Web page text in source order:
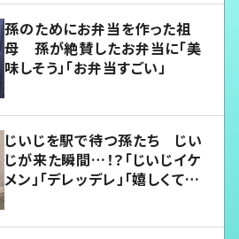
孫のためにお弁当を作った祖
母 孫が絶賛したお弁当に「美
味しそう」「お弁当すごい」
じいじを駅で待つ孫たち じい
じが来た瞬間…！？「じいじイケ
メン」「デレッデレ」「嬉しくて可